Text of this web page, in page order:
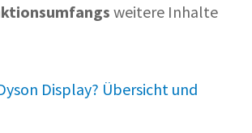
weitere Inhalte
Display? Übersicht und